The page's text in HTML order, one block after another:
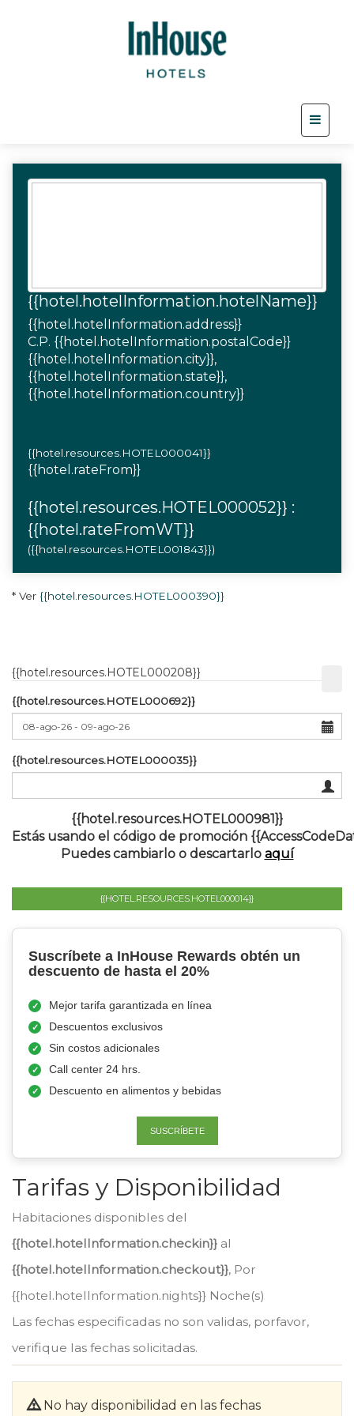
{{hotel.hotelInformation.hotelName}}
{{hotel.hotelInformation.address}}
C.P. {{hotel.hotelInformation.postalCode}}
{{hotel.hotelInformation.city}},
{{hotel.hotelInformation.state}},
{{hotel.hotelInformation.country}}
{{hotel.resources.HOTEL000041}}
{{hotel.rateFrom}}
{{hotel.resources.HOTEL000052}} :
{{hotel.rateFromWT}}
({{hotel.resources.HOTEL001843}})
* Ver {{hotel.resources.HOTEL000390}}
{{hotel.resources.HOTEL000208}}
{{hotel.resources.HOTEL000692}}
{{hotel.resources.HOTEL000035}}
{{hotel.resources.HOTEL000981}}
Estás usando el código de promoción
Puedes cambiarlo o descartarlo aquí
{{HOTEL.RESOURCES.HOTEL000014}}
Suscríbete a InHouse Rewards obtén un
descuento de hasta el 20%
Mejor tarifa garantizada en línea
Descuentos exclusivos
Sin costos adicionales
Call center 24 hrs.
Descuento en alimentos y bebidas
SUSCRÍBETE
Tarifas y Disponibilidad
Habitaciones disponibles del
{{hotel.hotelInformation.checkin}} al
{{hotel.hotelInformation.checkout}}, Por
{{hotel.hotelInformation.nights}} Noche(s)
Las fechas especificadas no son validas, porfavor,
verifique las fechas solicitadas.
No hay disponibilidad en las fechas